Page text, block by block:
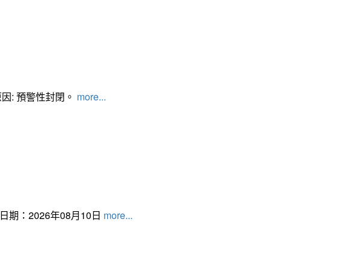
: 預警性封閉。 more...
期：2026年08月10日 more...